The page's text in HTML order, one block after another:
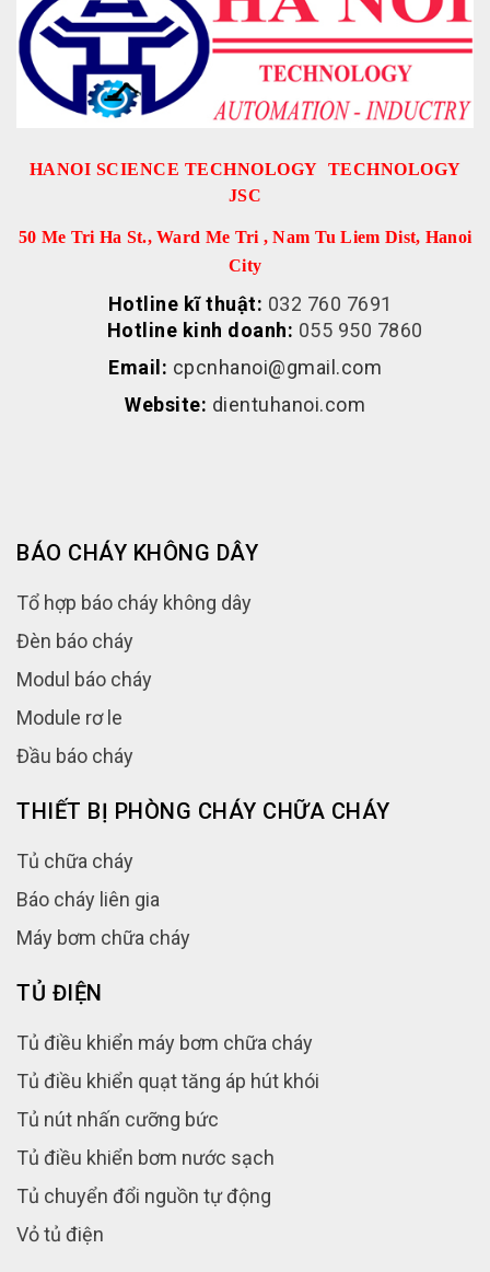
BÁO CHÁY KHÔNG DÂY
Tổ hợp báo cháy không dây
Đèn báo cháy
Modul báo cháy
Module rơ le
Đầu báo cháy
THIẾT BỊ PHÒNG CHÁY CHỮA CHÁY
Tủ chữa cháy
Báo cháy liên gia
Máy bơm chữa cháy
TỦ ĐIỆN
Tủ điều khiển máy bơm chữa cháy
Tủ điều khiển quạt tăng áp hút khói
Tủ nút nhấn cưỡng bức
Tủ điều khiển bơm nước sạch
Tủ chuyển đổi nguồn tự động
Vỏ tủ điện
HANOI SCIENCE TECHNOLOGY TECHNOLOGY
JSC
50 Me Tri Ha St., Ward Me Tri , Nam Tu Liem Dist, Hanoi
City
Hotline kĩ thuật: 032 760 7691
Hotline kinh doanh: 055 950 7860
Email: cpcnhanoi@gmail.com
Website: dientuhanoi.com